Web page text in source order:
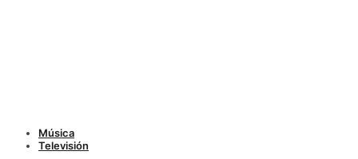
Música
Televisión